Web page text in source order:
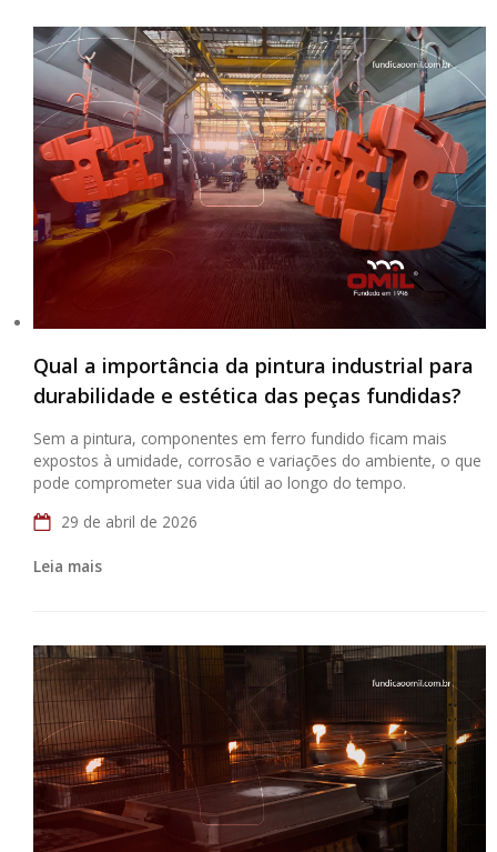
Qual a importância da pintura industrial para
durabilidade e estética das peças fundidas?
Sem a pintura, componentes em ferro fundido ficam mais
expostos à umidade, corrosão e variações do ambiente, o que
pode comprometer sua vida útil ao longo do tempo.
29 de abril de 2026
Leia mais